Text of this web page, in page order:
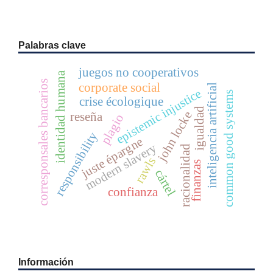
Palabras clave
reseña epistemic injustice
modern slavery inteligencia artificial
racionalidad
identidad humana crise écologique
juste épargnerawls
corresponsales bancarios igualdad
john locke common good systems
corporate social
responsibility
juegos no cooperativos
cártel
confianza
plagio
finanzas
Información